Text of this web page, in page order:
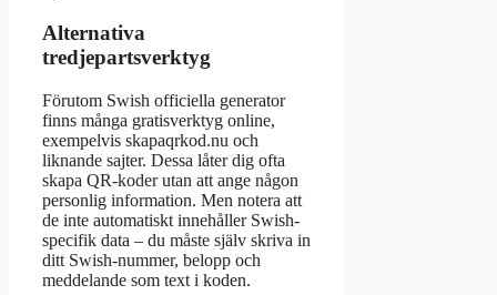
Alternativa
tredjepartsverktyg
Förutom Swish officiella generator
finns många gratisverktyg online,
exempelvis skapaqrkod.nu och
liknande sajter. Dessa låter dig ofta
skapa QR-koder utan att ange någon
personlig information. Men notera att
de inte automatiskt innehåller Swish-
specifik data – du måste själv skriva in
ditt Swish-nummer, belopp och
meddelande som text i koden.